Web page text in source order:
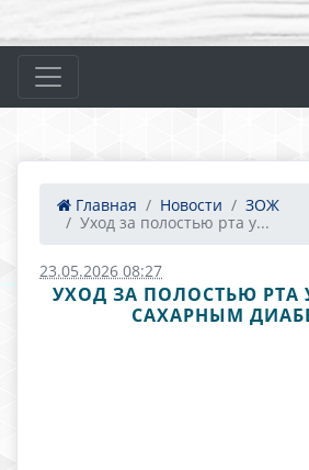
Главная Новости
ЗОЖ
Уход за полостью рта у...
23.05.2026 08:27
УХОД ЗА ПОЛОСТЬЮ РТА
САХАРНЫМ